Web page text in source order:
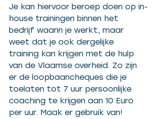
Je kan hiervoor beroep doen op in-
house trainingen binnen het
bedrijf waarin je werkt, maar
weet dat je ook dergelijke
training kan krijgen met de hulp
van de Vlaamse overheid. Zo zijn
er de loopbaancheques die je
toelaten tot 7 uur persoonlijke
coaching te krijgen aan 10 Euro
per uur. Maak er gebruik van!